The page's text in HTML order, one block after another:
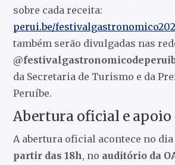
sobre cada receita:
perui.be/
também serão divulgadas nas
da Secretaria de Turismo e da
Peruíbe.
Abertura oficial e apoio
A abertura oficial acontece no dia
partir das 18h, no auditório da